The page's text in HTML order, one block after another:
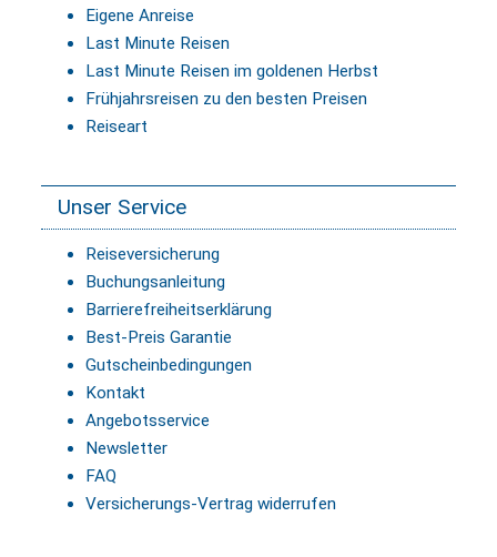
Eigene Anreise
Last Minute Reisen
Last Minute Reisen im goldenen Herbst
Frühjahrsreisen zu den besten Preisen
Reiseart
Unser Service
Reiseversicherung
Buchungsanleitung
Barrierefreiheitserklärung
Best-Preis Garantie
Gutscheinbedingungen
Kontakt
Angebotsservice
Newsletter
FAQ
Versicherungs-Vertrag widerrufen